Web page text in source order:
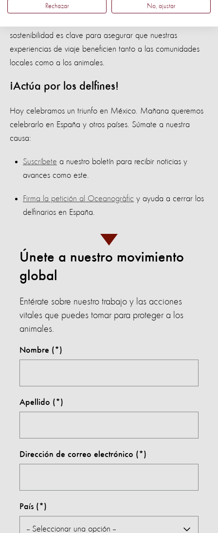
Patrimonio para la Protección de Ballenas . Optar por
sostenibilidad es clave para asegurar que nuestras
experiencias de viaje beneficien tanto a las comunidades
locales como a los animales.
¡Actúa por los delfines!
Hoy celebramos un triunfo en México. Mañana queremos
celebrarlo en España y otros países. Súmate a nuestra
causa:
Suscríbete a nuestro boletín para recibir noticias y
avances como este.
Firma la petición al Oceanogràfic y ayuda a cerrar los
delfinarios en España.
Únete a nuestro movimiento
global
Entérate sobre nuestro trabajo y las acciones
vitales que puedes tomar para proteger a los
animales.
Nombre
Apellido
Dirección de correo electrónico
País
Rechazar No, ajustar